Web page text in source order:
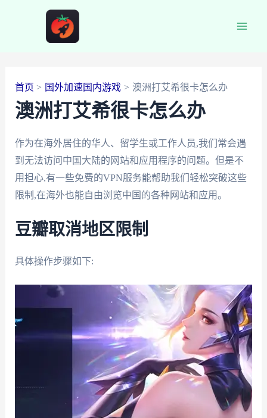
首页 国外加速国内游戏 澳洲打艾希很卡怎么办
澳洲打艾希很卡怎么办
作为在海外居住的华人、留学生或工作人员,我们常会遇
到无法访问中国大陆的网站和应用程序的问题。但是不
用担心,有一些免费的VPN服务能帮助我们轻松突破这些
限制,在海外也能自由浏览中国的各种网站和应用。
豆瓣取消地区限制
具体操作步骤如下: